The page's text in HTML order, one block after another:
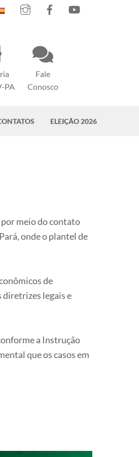
PA
Fale
Conosco
InstagramFacebook
ELEIÇÃO 2026
meio do contato
onde o plantel de
de
diretrizes legais e
a Instrução
que os casos em